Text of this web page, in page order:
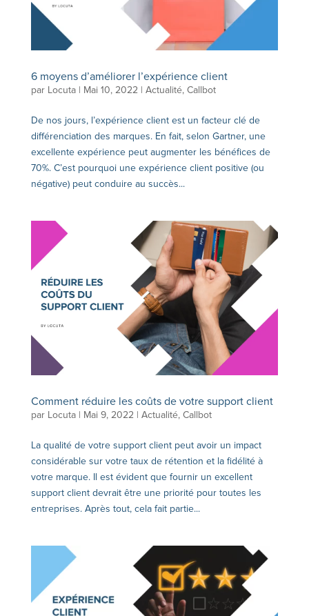
6 moyens d’améliorer l’expérience client
par Locuta| Mai 10, 2022| Actualité, Callbot
De nos jours, l’expérience client est un facteur clé de
différenciation des marques. En fait, selon Gartner, une
excellente expérience peut augmenter les bénéfices de
70%. C’est pourquoi une expérience client positive (ou
négative) peut conduire au succès...
Comment réduire les coûts de votre support client
par Locuta| Mai 9, 2022| Actualité, Callbot
La qualité de votre support client peut avoir un impact
considérable sur votre taux de rétention et la fidélité à
votre marque. Il est évident que fournir un excellent
support client devrait être une priorité pour toutes les
entreprises. Après tout, cela fait partie...